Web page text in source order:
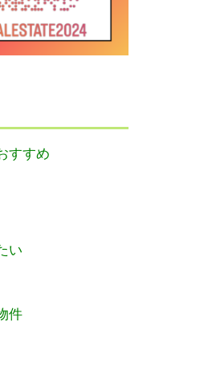
すすめ
い
件